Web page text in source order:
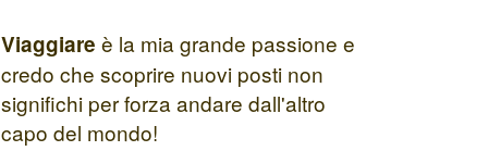
Viaggiare è la mia grande passione e
credo che scoprire nuovi posti non
significhi per forza andare dall'altro
capo del mondo!